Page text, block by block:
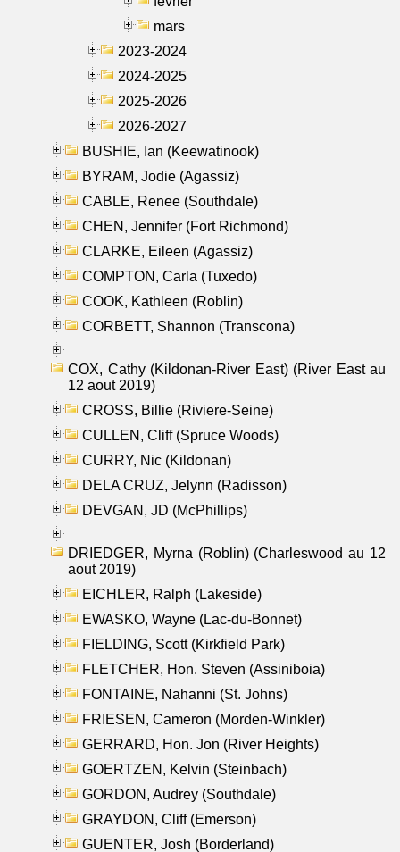
mars
2023-2024
2024-2025
2025-2026
2026-2027
BUSHIE, Ian (Keewatinook)
BYRAM, Jodie (Agassiz)
CABLE, Renee (Southdale)
CHEN, Jennifer (Fort Richmond)
CLARKE, Eileen (Agassiz)
COMPTON, Carla (Tuxedo)
COOK, Kathleen (Roblin)
CORBETT, Shannon (Transcona)
COX, Cathy (Kildonan-River East) (River East au
12 aout 2019)
CROSS, Billie (Riviere-Seine)
CULLEN, Cliff (Spruce Woods)
CURRY, Nic (Kildonan)
DELA CRUZ, Jelynn (Radisson)
DEVGAN, JD (McPhillips)
DRIEDGER, Myrna (Roblin) (Charleswood au 12
aout 2019)
EICHLER, Ralph (Lakeside)
EWASKO, Wayne (Lac-du-Bonnet)
FIELDING, Scott (Kirkfield Park)
FLETCHER, Hon. Steven (Assiniboia)
FONTAINE, Nahanni (St. Johns)
FRIESEN, Cameron (Morden-Winkler)
GERRARD, Hon. Jon (River Heights)
GOERTZEN, Kelvin (Steinbach)
GORDON, Audrey (Southdale)
GRAYDON, Cliff (Emerson)
GUENTER, Josh (Borderland)